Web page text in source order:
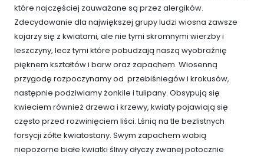
które najczęściej zauważane są przez alergików.
Zdecydowanie dla największej grupy ludzi wiosna zawsze
kojarzy się z kwiatami, ale nie tymi skromnymi wierzby i
leszczyny, lecz tymi które pobudzają naszą wyobraźnię
pięknem kształtów i barw oraz zapachem. Wiosenną
przygodę rozpoczynamy od przebiśniegów i krokusów,
następnie podziwiamy żonkile i tulipany. Obsypują się
kwieciem również drzewa i krzewy, kwiaty pojawiają się
często przed rozwinięciem liści. Lśnią na tle bezlistnych
forsycji żółte kwiatostany. Swym zapachem wabią
niepozorne białe kwiatki śliwy ałyczy zwanej potocznie